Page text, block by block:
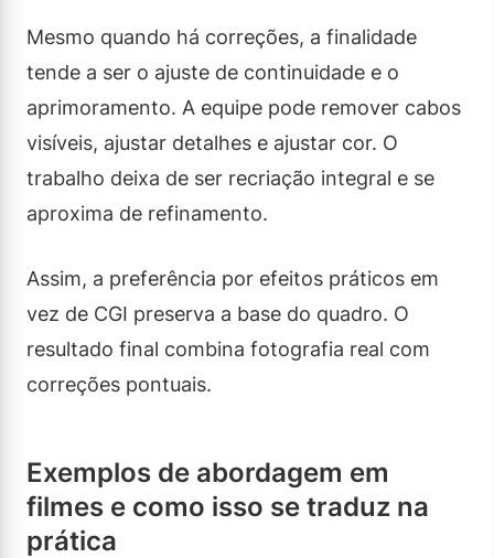
Mesmo quando há correções, a finalidade
tende a ser o ajuste de continuidade e o
aprimoramento. A equipe pode remover cabos
visíveis, ajustar detalhes e ajustar cor. O
trabalho deixa de ser recriação integral e se
aproxima de refinamento.
Assim, a preferência por efeitos práticos em
vez de CGI preserva a base do quadro. O
resultado final combina fotografia real com
correções pontuais.
Exemplos de abordagem em
filmes e como isso se traduz na
prática